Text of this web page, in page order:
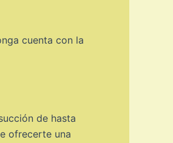
cuenta con la
de hasta
ofrecerte una